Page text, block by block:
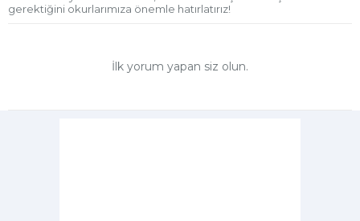
gerektiğini okurlarımıza önemle hatırlatırız!
İlk yorum yapan siz olun.